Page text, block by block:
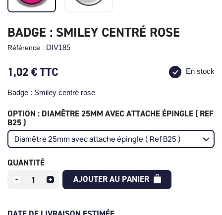
BADGE : SMILEY CENTRÉ ROSE
Référence : DIV185
1,02 €TTC En stock
Badge : Smiley centré rose
OPTION : DIAMÊTRE 25MM AVEC ATTACHE ÉPINGLE ( REF
B25 )
QUANTITÉ
AJOUTER AU PANIER